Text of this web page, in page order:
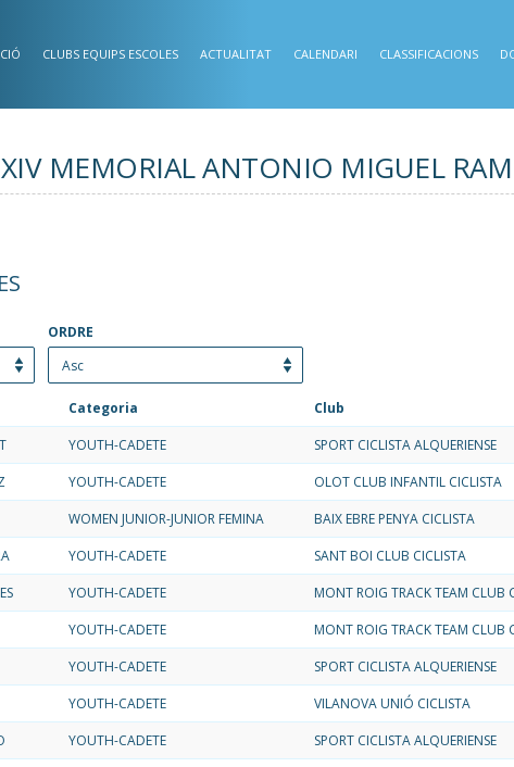
CLUBS EQUIPS ESCOLES ACTUALITAT CALENDARI CLASSIFICACIONS
MEMORIAL ANTONIO MIGUEL
ORDRE
Categoria Club
YOUTH-CADETE SPORT CICLISTA ALQUERIENSE
YOUTH-CADETE
OLOT CLUB INFANTIL CICLISTA
WOMEN JUNIOR-JUNIOR FEMINA
BAIX EBRE PENYA CICLISTA
YOUTH-CADETE
SANT BOI CLUB CICLISTA
YOUTH-CADETE
MONT ROIG TRACK TEAM CLUB
YOUTH-CADETE
MONT ROIG TRACK TEAM CLUB
YOUTH-CADETE SPORT CICLISTA ALQUERIENSE
YOUTH-CADETE
VILANOVA UNIÓ CICLISTA
YOUTH-CADETE SPORT CICLISTA ALQUERIENSE